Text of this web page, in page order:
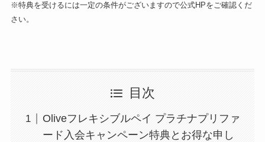
※特典を受けるには一定の条件がございますので公式HPをご確認くだ
さい。
目次
Oliveフレキシブルペイ プラチナプリファ
ード入会キャンペーン特典とお得な申し